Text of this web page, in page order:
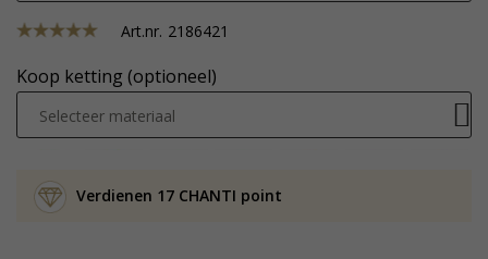
Art.nr. 2186421
Koop ketting (optioneel)
Selecteer materiaal
Verdienen 17 CHANTI point